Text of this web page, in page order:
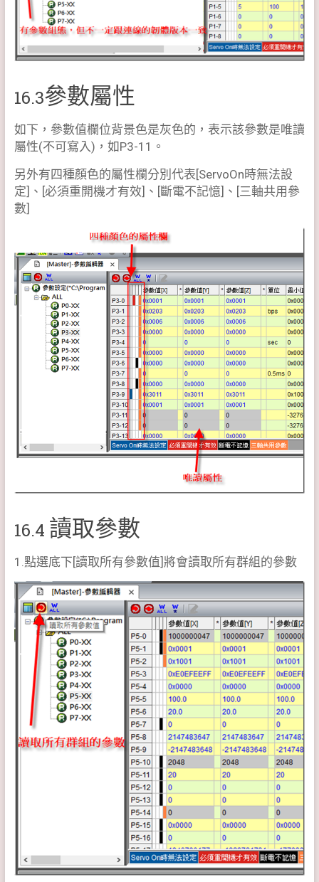
16.3參數屬性
如下，參數值欄位背景色是灰色的，表示該參數是唯讀
屬性(不可寫入)，如P3-11。
另外有四種顏色的屬性欄分別代表[ServoOn時無法設
定]、[必須重開機才有效]、[斷電不記憶]、[三軸共用參
數]
16.4 讀取參數
1.點選底下[讀取所有參數值]將會讀取所有群組的參數